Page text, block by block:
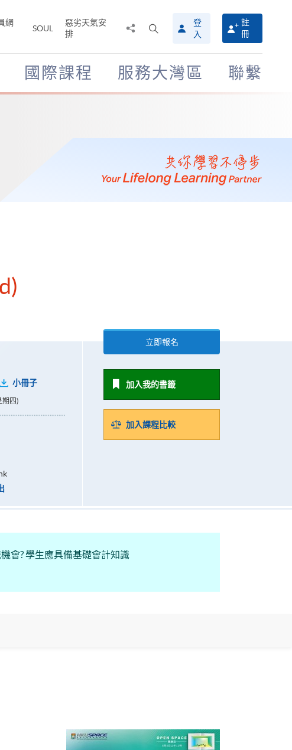
網
SOUL
惡劣天氣安
排
搜
尋
介
面
登
入
註
冊
國際課程 服務大灣區 聯繫
小冊子
期四)
立即報名
加入我的書籤
加入課程比較
會? 學生應具備基礎會計知識